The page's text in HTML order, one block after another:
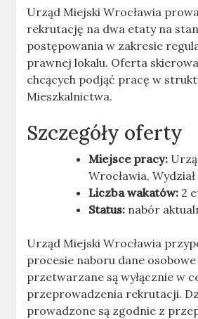
Urząd Miejski Wrocławia
rekrutację na dwa etaty na
postępowania w zakresie
prawnej lokalu. Oferta
chcących podjąć pracę w
Mieszkalnictwa.
Szczegóły oferty
Miejsce pracy:
Wrocławia,
Liczba wakatów: 2
Status: nabór
Urząd Miejski Wrocławia
procesie naboru dane
przetwarzane są wyłącznie w
przeprowadzenia rekrutacji.
prowadzone są zgodnie z